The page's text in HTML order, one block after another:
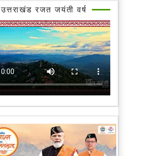
उत्तराखंड रजत जयंती वर्ष